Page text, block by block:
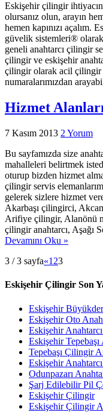
Eskişehir çilingir
olursanız olun, arayın
hemen kapınızı açalım.
güvelik sistemleri® olarak
geneli anahtarcı çilingir
çilingir ve eskişehir
çilingir olarak acil çilingir
numaralarımızdan
Hizmet
7 Kasım 2013 2 Yorum
Bu sayfamızda size
mahalleleri belirtmek
oturup bizden hizmet
çilingir servis
gelerek sizlere hizmet
Akarbaşı çilingirci,
Arifiye çilingir, Alanönü
çilingir anahtarcı, Aşağı
Devamını Oku »
3 / 3 sayfa«1 23
Eskişehir Çilingir Son
Eskişehir
Eskişehir Oto
Eskişehir
Eskişehir Tepebaşı
Tepebaşı Çilingir
Eskişehir
Odunpazarı
Şarj Edilebilir Pil
Eskişehir Çilingir
Eskişehir Çilingir